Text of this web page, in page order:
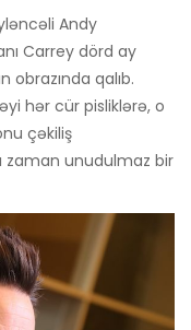
Andy
Carrey dörd ay
qalıb.
hər cür pisliklərə, o
çəkiliş
zaman unudulmaz bir